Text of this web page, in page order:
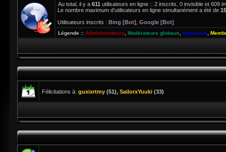
Au total, il y a 611 utilisateurs en ligne :: 2 inscrits, 0 invisible et 609
Le nombre maximum d’utilisateurs en ligne simultanément a été de
Utilisateurs inscrits : Bing [Bot] Google [Bot]
Légende :: Administrateurs Modérateurs globaux Impériaux
Félicitations à: guxixrtmy (51), SailorxYuuki (33)